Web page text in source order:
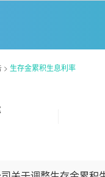
> 生存金累积生息利率